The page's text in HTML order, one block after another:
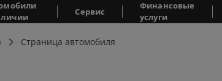
Сервис
Финансовые
услуги
Страница автомобиля